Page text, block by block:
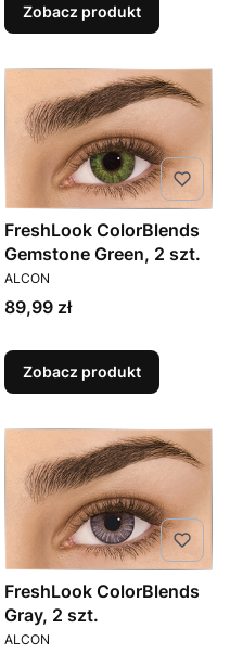
Zobacz produkt
FreshLook ColorBlends
Gemstone Green, 2 szt.
PRODUCENT
ALCON
Cena
89,99 zł
Zobacz produkt
FreshLook ColorBlends
Gray, 2 szt.
PRODUCENT
ALCON